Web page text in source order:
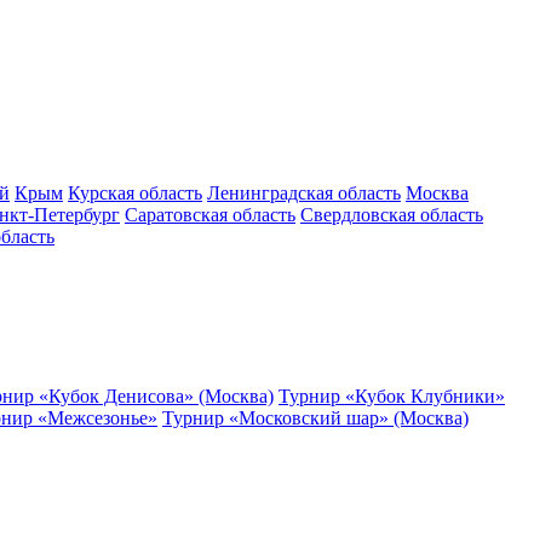
Крым Курская область Ленинградская область Москва
Петербург Саратовская область Свердловская область
«Кубок Денисова» (Москва) Турнир «Кубок Клубники»
«Межсезонье» Турнир «Московский шар» (Москва)